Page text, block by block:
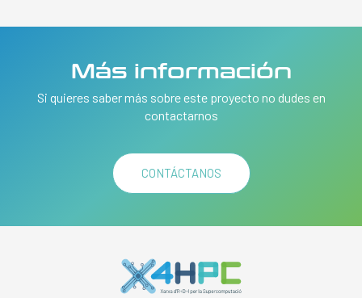
Más información
Si quieres saber más sobre este proyecto no dudes en
contactarnos
CONTÁCTANOS